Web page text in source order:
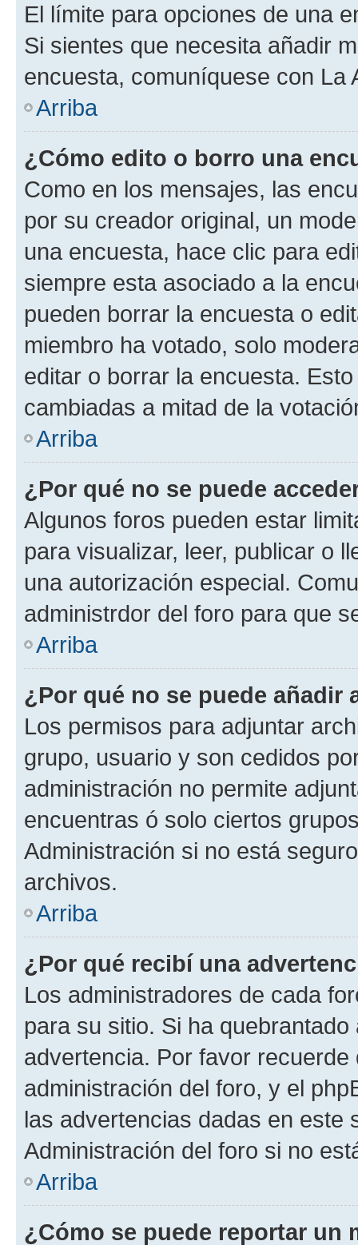
El límite para opciones de una
Si sientes que necesita añadir
encuesta, comuníquese con La
Arriba
¿Cómo edito o borro una
Como en los mensajes, las
por su creador original, un
una encuesta, hace clic para
siempre esta asociado a la
pueden borrar la encuesta o
miembro ha votado, solo
editar o borrar la encuesta.
cambiadas a mitad de la
Arriba
¿Por qué no se puede
Algunos foros pueden estar
para visualizar, leer, publicar o
una autorización especial.
administrdor del foro para que
Arriba
¿Por qué no se puede añadir
Los permisos para adjuntar
grupo, usuario y son cedidos
administración no permite
encuentras ó solo ciertos
Administración si no está
archivos.
Arriba
¿Por qué recibí una
Los administradores de cada
para su sitio. Si ha
advertencia. Por favor
administración del foro, y el
las advertencias dadas en este
Administración del foro si no
Arriba
¿Cómo se puede reportar un